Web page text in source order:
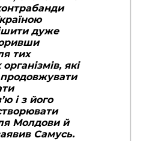
дуже
тих
які
і з його
Молдови й
Самусь.